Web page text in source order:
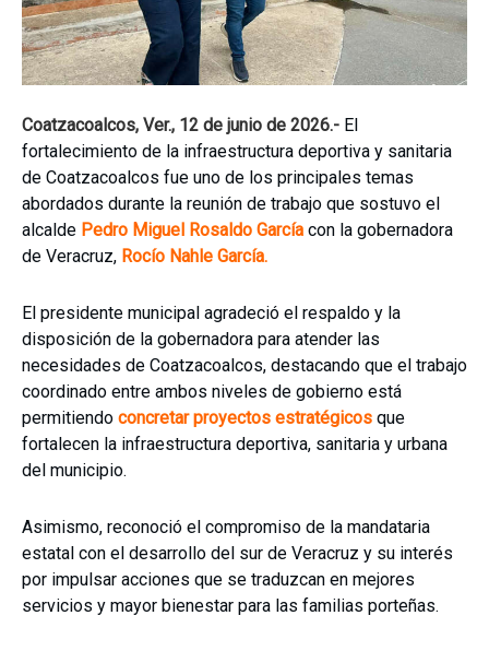
Coatzacoalcos, Ver., 12 de junio de 2026.- El
fortalecimiento de la infraestructura deportiva y sanitaria
de Coatzacoalcos fue uno de los principales temas
abordados durante la reunión de trabajo que sostuvo el
alcalde Pedro Miguel Rosaldo García con la gobernadora
de Veracruz, Rocío Nahle García.
El presidente municipal agradeció el respaldo y la
disposición de la gobernadora para atender las
necesidades de Coatzacoalcos, destacando que el trabajo
coordinado entre ambos niveles de gobierno está
permitiendo concretar proyectos estratégicos que
fortalecen la infraestructura deportiva, sanitaria y urbana
del municipio.
Asimismo, reconoció el compromiso de la mandataria
estatal con el desarrollo del sur de Veracruz y su interés
por impulsar acciones que se traduzcan en mejores
servicios y mayor bienestar para las familias porteñas.